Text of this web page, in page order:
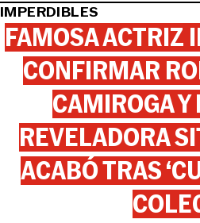
IMPERDIBLES
FAMOSA ACTRIZ
CONFIRMAR
CAMIROGA
REVELADORA
ACABÓ TRAS